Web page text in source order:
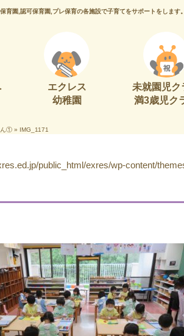
育園,認可保育園,プレ保育の各施設で子育てをサポートをします。
エクレス
幼稚園
未就園児ク
満3歳児ク
ん① » IMG_1171
public_html/exres/wp-content/